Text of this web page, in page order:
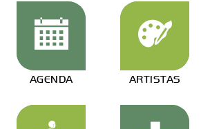
AGENDA ARTISTAS